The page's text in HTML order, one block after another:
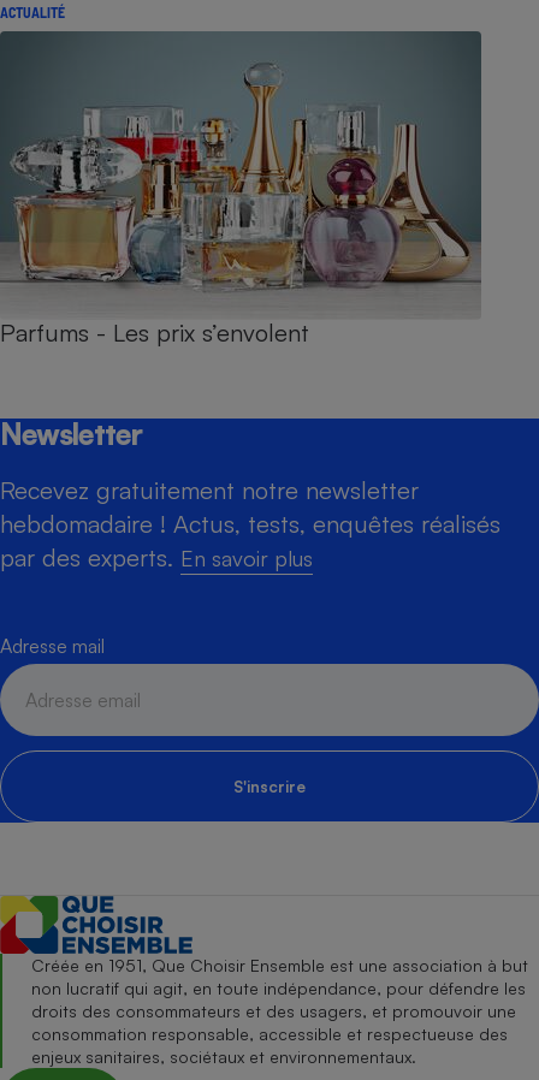
ACTUALITÉ
Parfums - Les prix s’envolent
Newsletter
Recevez gratuitement notre newsletter
hebdomadaire ! Actus, tests, enquêtes réalisés
par des experts. En savoir plus
Adresse mail
S'inscrire
Créée en 1951, Que Choisir Ensemble est une association à but
non lucratif qui agit, en toute indépendance, pour défendre les
droits des consommateurs et des usagers, et promouvoir une
consommation responsable, accessible et respectueuse des
enjeux sanitaires, sociétaux et environnementaux.